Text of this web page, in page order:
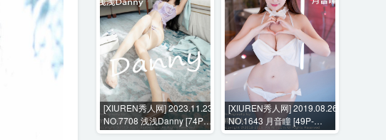
[XIUREN秀人网] 2023.11.23
NO.7708 浅浅Danny [74P-
680MB]
[XIUREN秀人网] 2019.08.26
NO.1643 月音瞳 [49P-
109MB]